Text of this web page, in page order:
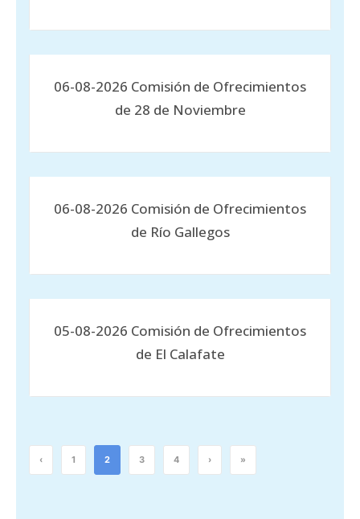
06-08-2026 Comisión de Ofrecimientos
de 28 de Noviembre
06-08-2026 Comisión de Ofrecimientos
de Río Gallegos
05-08-2026 Comisión de Ofrecimientos
de El Calafate
‹ 1 2 3 4 › »